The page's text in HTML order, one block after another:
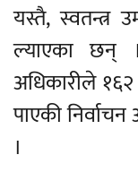
यस्तै, स्वतन्त्र
ल्याएका छन्
अधिकारीले
पाएकी
।